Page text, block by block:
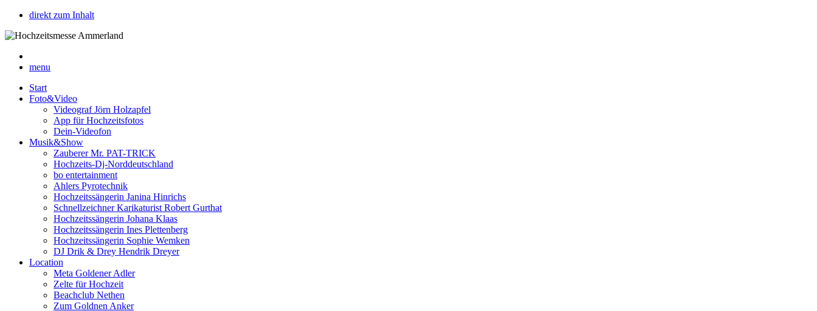
direkt zum Inhalt
menu
Start
Foto&Video
Videograf Jörn Holzapfel
App für Hochzeitsfotos
Dein-Videofon
Musik&Show
Zauberer Mr. PAT-TRICK
Hochzeits-Dj-Norddeutschland
bo entertainment
Ahlers Pyrotechnik
Hochzeitssängerin Janina Hinrichs
Schnellzeichner Karikaturist Robert Gurthat
Hochzeitssängerin Johana Klaas
Hochzeitssängerin Ines Plettenberg
Hochzeitssängerin Sophie Wemken
DJ Drik & Drey Hendrik Dreyer
Location
Meta Goldener Adler
Zelte für Hochzeit
Beachclub Nethen
Zum Goldnen Anker